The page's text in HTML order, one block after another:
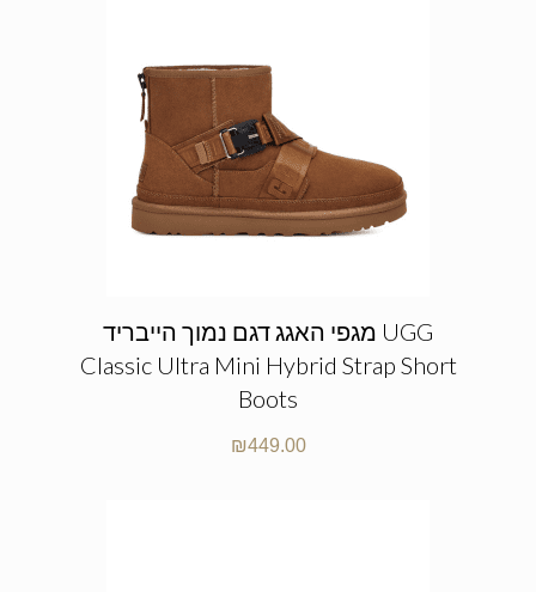
מגפי האגג דגם נמוך הייבריד UGG
Classic Ultra Mini Hybrid Strap Short
Boots
₪449.00